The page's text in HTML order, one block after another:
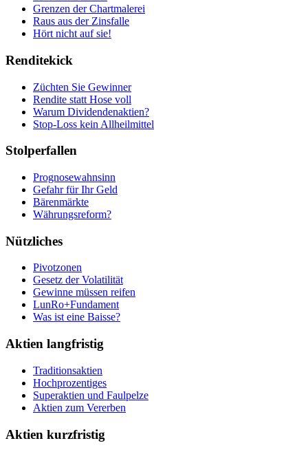
Grenzen der Chartmalerei
Raus aus der Zinsfalle
Hört nicht auf sie!
Renditekick
Züchten Sie Gewinner
Rendite statt Hose voll
Warum Dividendenaktien?
Stop-Loss kein Allheilmittel
Stolperfallen
Prognosewahnsinn
Gefahr für Ihr Geld
Bärenmärkte
Währungsreform?
Nützliches
Pivotzonen
Gesetz der Volatilität
Gewinne müssen reifen
LunRo+Fundament
Was ist eine Baisse?
Aktien langfristig
Traditionsaktien
Hochprozentiges
Superaktien und Faulpelze
Aktien zum Vererben
Aktien kurzfristig